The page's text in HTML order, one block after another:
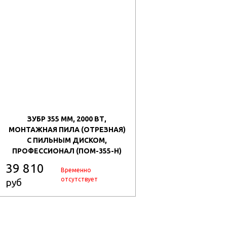
ЗУБР 355 ММ, 2000 ВТ,
МОНТАЖНАЯ ПИЛА (ОТРЕЗНАЯ)
С ПИЛЬНЫМ ДИСКОМ,
ПРОФЕССИОНАЛ (ПОМ-355-Н)
39 810
руб
Временно
отсутствует